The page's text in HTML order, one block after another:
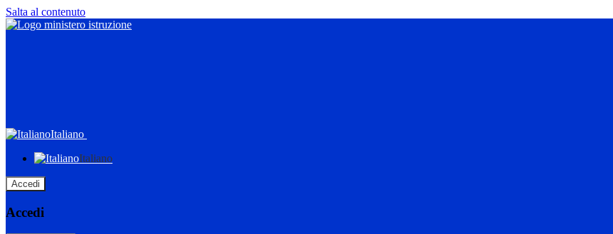
Salta al contenuto
Italiano
Italiano
Accedi
Accedi